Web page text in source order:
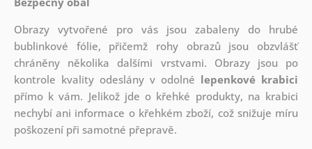
Obrazy vytvořené pro vás jsou zabaleny do hrubé
bublinkové fólie, přičemž rohy obrazů jsou obzvlášť
chráněny několika dalšími vrstvami. Obrazy jsou po
kontrole kvality odeslány v odolné lepenkové krabici
přímo k vám. Jelikož jde o křehké produkty, na krabici
nechybí ani informace o křehkém zboží, což snižuje míru
poškození při samotné přepravě.